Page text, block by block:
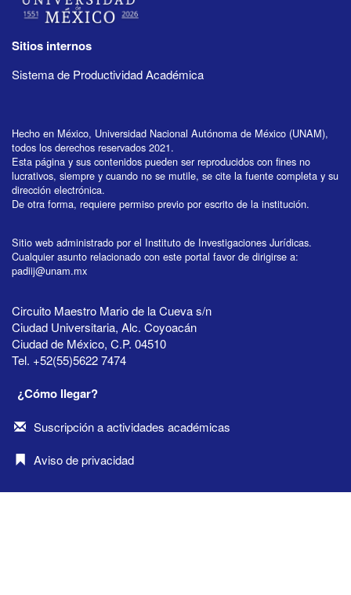
Sitios internos
Sistema de Productividad Académica
Hecho en México, Universidad Nacional Autónoma de México (UNAM),
todos los derechos reservados 2021.
Esta página y sus contenidos pueden ser reproducidos con fines no
lucrativos, siempre y cuando no se mutile, se cite la fuente completa y su
dirección electrónica.
De otra forma, requiere permiso previo por escrito de la institución.
Sitio web administrado por el Instituto de Investigaciones Jurídicas.
Cualquier asunto relacionado con este portal favor de dirigirse a:
padiij@unam.mx
Circuito Maestro Mario de la Cueva s/n
Ciudad Universitaria, Alc. Coyoacán
Ciudad de México, C.P. 04510
Tel. +52(55)5622 7474
¿Cómo llegar?
Suscripción a actividades académicas
Aviso de privacidad